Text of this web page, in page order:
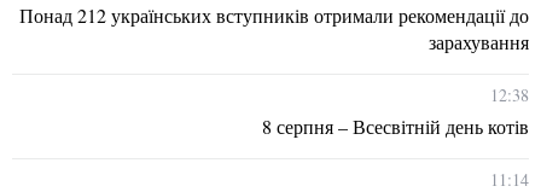
Понад 212 українських вступників отримали рекомендації до
зарахування
12:38
8 серпня – Всесвітній день котів
11:14